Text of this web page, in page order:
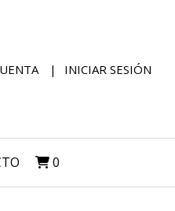
INICIAR SESIÓN
0